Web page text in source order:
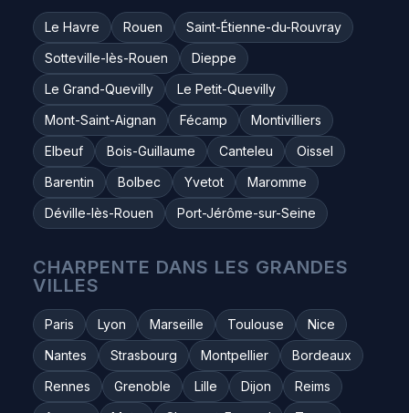
Le Havre Rouen
Saint-Étienne-du-Rouvray
Sotteville-lès-Rouen
Dieppe
Le Grand-Quevilly
Le Petit-Quevilly
Mont-Saint-Aignan
Fécamp
Montivilliers
Elbeuf
Bois-Guillaume Canteleu
Oissel
Barentin
Bolbec Yvetot
Maromme
Déville-lès-Rouen
Port-Jérôme-sur-Seine
CHARPENTE DANS LES GRANDES
VILLES
Paris Lyon Marseille Toulouse
Nice
Nantes
Strasbourg Montpellier
Bordeaux
Rennes
Grenoble Lille Dijon
Reims